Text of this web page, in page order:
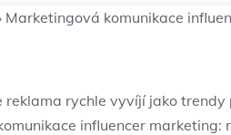
Marketingová komunikace
reklama rychle vyvíjí jako
influencer